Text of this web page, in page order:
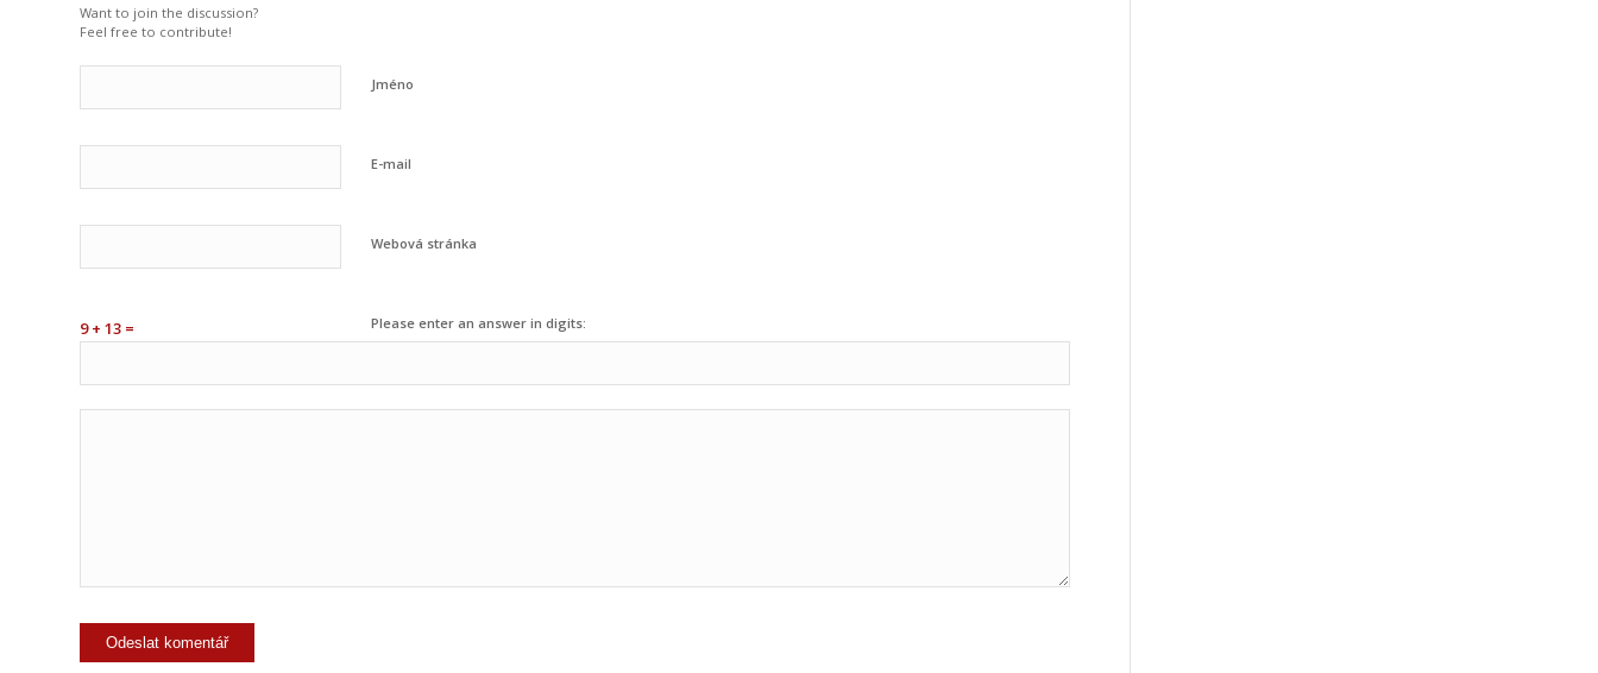
Want to join the discussion?
Feel free to contribute!
Jméno
E-mail
Webová stránka
Please enter an answer in digits:
9 + 13 =